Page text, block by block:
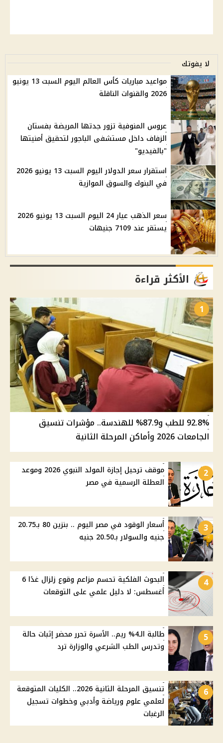
لا يفوتك
مواعيد مباريات كأس العالم اليوم السبت 13 يونيو
2026 والقنوات الناقلة
عروس المنوفية تزور جدتها المريضة بفستان
الزفاف داخل مستشفى الباجور لتحقيق أمنيتها
"بالفيديو"
استقرار سعر الدولار اليوم السبت 13 يونيو 2026
في البنوك والسوق الموازية
سعر الذهب عيار 24 اليوم السبت 13 يونيو 2026
يستقر عند 7109 جنيهات
الأكثر قراءة
1
92.8% للطب و87.9% للهندسة.. مؤشرات تنسيق
الجامعات 2026 وأماكن المرحلة الثانية
2
موقف ترحيل إجازة المولد النبوي 2026 وموعد
العطلة الرسمية في مصر
3
أسعار الوقود في مصر اليوم .. بنزين 80 بـ20.75
جنيه والسولار بـ20.50 جنيه
4
البحوث الفلكية تحسم مزاعم وقوع زلزال غدًا 6
أغسطس: لا دليل علمي على التوقعات
5
طالبة الـ4% ريم.. الأسرة تحرر محضر إثبات حالة
وتدرس الطب الشرعي والوزارة ترد
6
تنسيق المرحلة الثانية 2026.. الكليات المتوقعة
لعلمي علوم ورياضة وأدبي وخطوات تسجيل
الرغبات